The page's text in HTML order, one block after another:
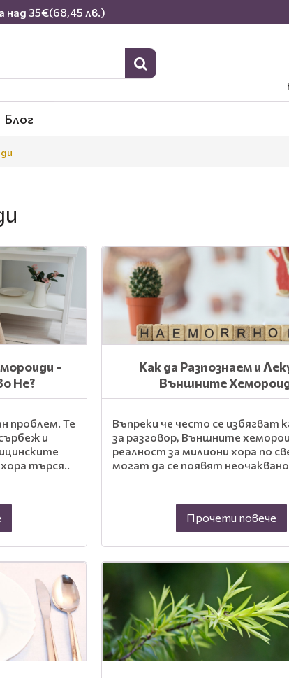
над 35€(68,45 лв.)
Блог
-
Не?
проблем. Те
и
търся..
Как да Разпознаем и
Външните
Въпреки че често се избягват
за разговор, Външните
реалност за милиони хора по
могат да се появят неочаквано
Прочети повече